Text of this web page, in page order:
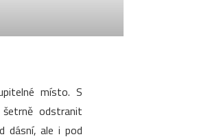
místo. S
odstranit
dásní, ale i pod